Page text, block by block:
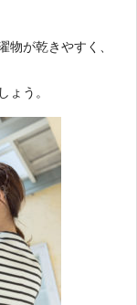
物が乾きやすく、
ょう。